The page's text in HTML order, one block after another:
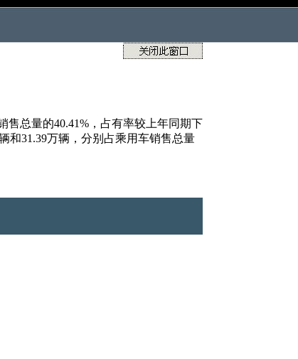
售总量的40.41%，占有率较上年同期下
和31.39万辆，分别占乘用车销售总量